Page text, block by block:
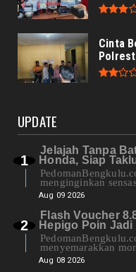
Cinta
UPDATE
Jelajah Tanpa
Honda, Siap
menginginkan
Aug 09 2026
Flash Voucher
Hepigo Poin
menyemarakkan
Aug 08 2026